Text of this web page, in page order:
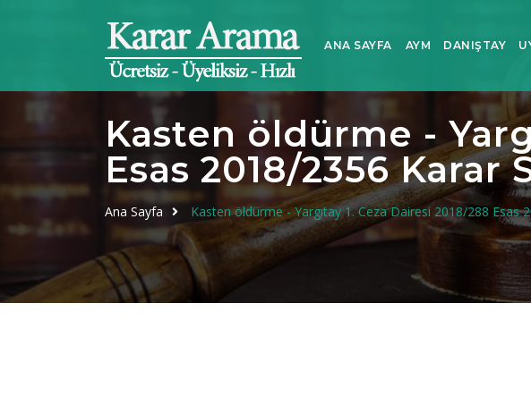
ANA SAYFA AYM DANIŞTAY
Kasten öldürme -
Esas 2018/2356 Karar
Ana Sayfa Kasten öldürme - Yargıtay 1. Ceza Dairesi 2018/288 Esas